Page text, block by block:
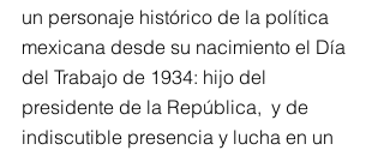
un personaje histórico de la política
mexicana desde su nacimiento el Día
del Trabajo de 1934: hijo del
presidente de la República,  y de
indiscutible presencia y lucha en un